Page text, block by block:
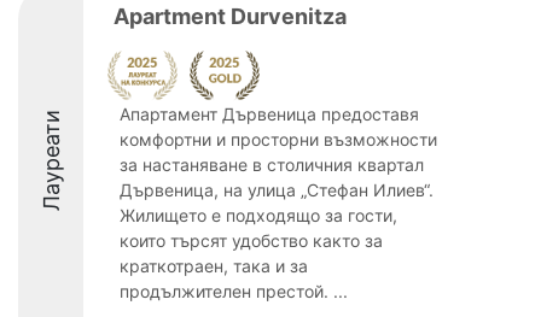
Лауреати
Apartment Durvenitza
Апартамент Дървеница предоставя
комфортни и просторни възможности
за настаняване в столичния квартал
Дървеница, на улица „Стефан Илиев“.
Жилището е подходящо за гости,
които търсят удобство както за
краткотраен, така и за
продължителен престой. ...